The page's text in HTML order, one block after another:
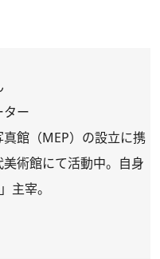
ー
館（MEP）の設立に携
術館にて活動中。自身
主宰。